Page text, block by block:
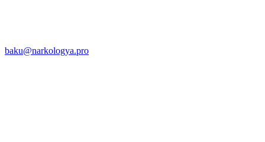
baku@narkologya.pro